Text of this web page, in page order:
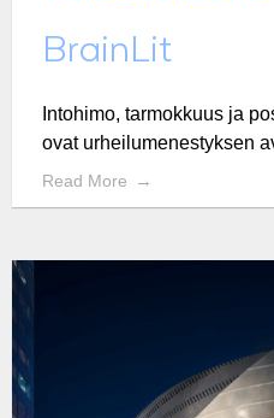
BrainLit
Intohimo, tarmokkuus ja
ovat urheilumenestyksen
Read More